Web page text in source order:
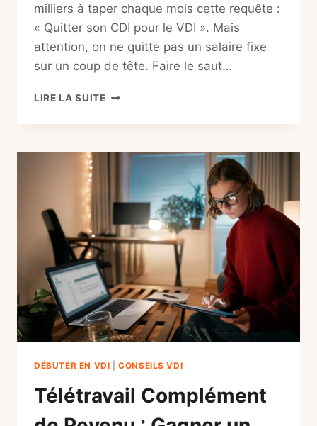
milliers à taper chaque mois cette requête :
« Quitter son CDI pour le VDI ». Mais
attention, on ne quitte pas un salaire fixe
sur un coup de tête. Faire le saut…
LIRE LA SUITEQUITTER
LE
LE
PLAN
D’ACTION
ULTIME
ET
RÉVOLUTIONNAIRE
DÉBUTER EN VDI |CONSEILS VDI
Télétravail Complément